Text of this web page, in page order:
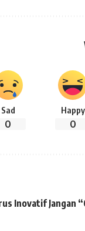
Sad
0
Happy
0
Inovatif Jangan